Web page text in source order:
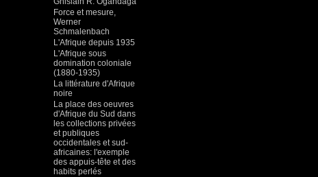
Force et mesure,
Werner
Schmalenbach
L'Afrique depuis 1935
L'Afrique sous
domination coloniale
(1880-1935)
La littérature d'Afrique
noire
La place des oeuvres
d'Afrique du Sud dans
les collections privées
et publiques
occidentales et sud-
africaines: l'exemple
des appuis-tête et des
habits perlés